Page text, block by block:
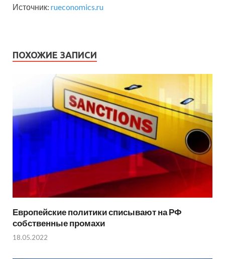
Источник: rueconomics.ru
ПОХОЖИЕ ЗАПИСИ
Европейские политики списывают на РФ
собственные промахи
18.05.2022